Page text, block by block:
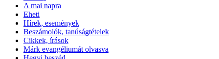
A mai napra
Eheti
Hírek, események
Beszámolók, tanúságtételek
Cikkek, írások
Márk evangéliumát olvasva